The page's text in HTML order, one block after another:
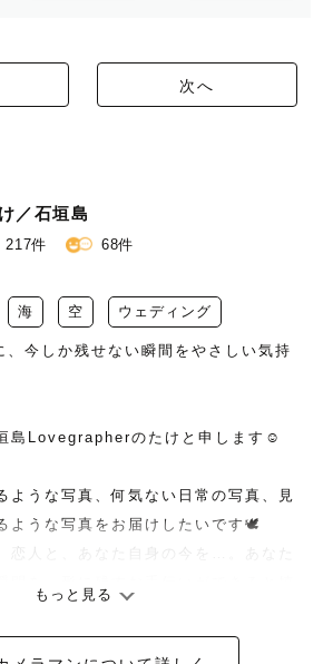
次へ
／石垣島
217件 68件
海 空 ウェディング
、今しか残せない瞬間をやさしい気持
島Lovegrapherのたけと申します☺️
ような写真、何気ない日常の写真、見
ような写真をお届けしたいです🕊
恋人と、あなた自身の今を…。あなた
もっと見る